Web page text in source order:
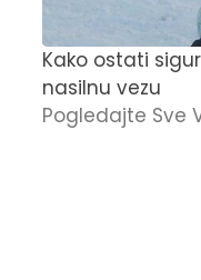
Kako ostati
nasilnu vezu
Pogledajte Sve